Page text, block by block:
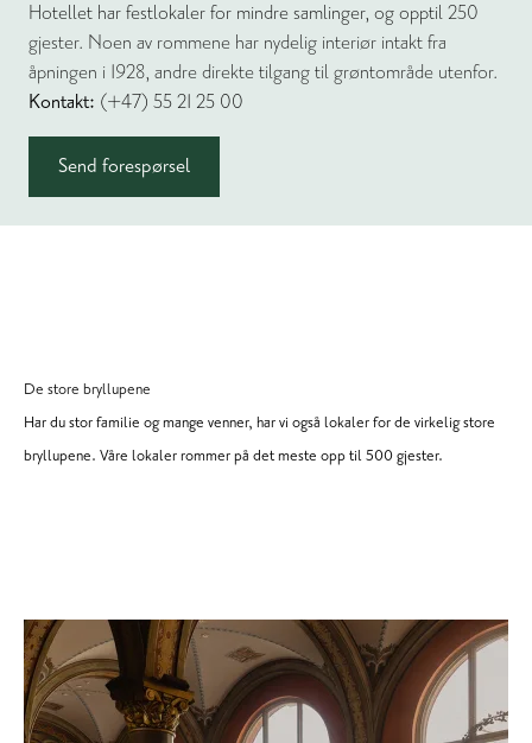
Hotellet har festlokaler for mindre samlinger, og opptil250
gjester. Noen av rommene har nydelig interiør intakt fra
åpningen i 1928, andre direkte tilgang til grøntområde utenfor.
Kontakt: (+47) 55 21 25 00
Send forespørsel
De store bryllupene
Har du stor familie og mange venner, har vi også lokaler for de virkelig store
bryllupene. Våre lokaler rommer på det meste opp til 500 gjester.